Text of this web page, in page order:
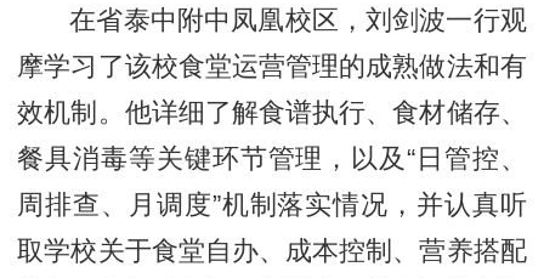
在省泰中附中凤凰校区，刘剑波一行观
摩学习了该校食堂运营管理的成熟做法和有
效机制。他详细了解食谱执行、食材储存、
餐具消毒等关键环节管理，以及“日管控、
周排查、月调度”机制落实情况，并认真听
取学校关于食堂自办、成本控制、营养搭配